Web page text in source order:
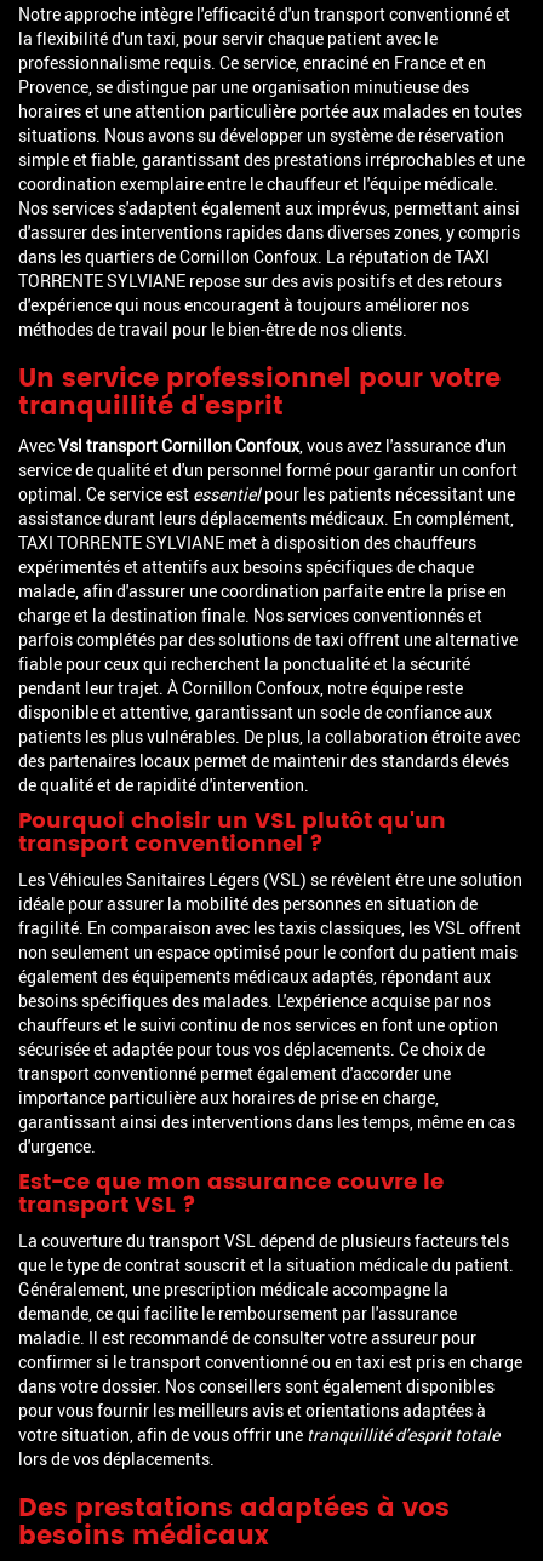
Notre approche intègre l'efficacité d'un transport conventionné et
la flexibilité d'un taxi, pour servir chaque patient avec le
professionnalisme requis. Ce service, enraciné en France et en
Provence, se distingue par une organisation minutieuse des
horaires et une attention particulière portée aux malades en toutes
situations. Nous avons su développer un système de réservation
simple et fiable, garantissant des prestations irréprochables et une
coordination exemplaire entre le chauffeur et l'équipe médicale.
Nos services s'adaptent également aux imprévus, permettant ainsi
d'assurer des interventions rapides dans diverses zones, y compris
dans les quartiers de Cornillon Confoux. La réputation de TAXI
TORRENTE SYLVIANE repose sur des avis positifs et des retours
d'expérience qui nous encouragent à toujours améliorer nos
méthodes de travail pour le bien-être de nos clients.
Un service professionnel pour votre
tranquillité d'esprit
AvecVsl transport Cornillon Confoux, vous avez l'assurance d'un
service de qualité et d'un personnel formé pour garantir un confort
optimal. Ce service est essentielpour les patients nécessitant une
assistance durant leurs déplacements médicaux. En complément,
TAXI TORRENTE SYLVIANE met à disposition des chauffeurs
expérimentés et attentifs aux besoins spécifiques de chaque
malade, afin d'assurer une coordination parfaite entre la prise en
charge et la destination finale. Nos services conventionnés et
parfois complétés par des solutions de taxi offrent une alternative
fiable pour ceux qui recherchent la ponctualité et la sécurité
pendant leur trajet. À Cornillon Confoux, notre équipe reste
disponible et attentive, garantissant un socle de confiance aux
patients les plus vulnérables. De plus, la collaboration étroite avec
des partenaires locaux permet de maintenir des standards élevés
de qualité et de rapidité d'intervention.
Pourquoi choisir un VSL plutôt qu'un
transport conventionnel ?
Les Véhicules Sanitaires Légers (VSL) se révèlent être une solution
idéale pour assurer la mobilité des personnes en situation de
fragilité. En comparaison avec les taxis classiques, les VSL offrent
non seulement un espace optimisé pour le confort du patient mais
également des équipements médicaux adaptés, répondant aux
besoins spécifiques des malades. L'expérience acquise par nos
chauffeurs et le suivi continu de nos services en font une option
sécurisée et adaptée pour tous vos déplacements. Ce choix de
transport conventionné permet également d'accorder une
importance particulière aux horaires de prise en charge,
garantissant ainsi des interventions dans les temps, même en cas
d'urgence.
Est-ce que mon assurance couvre le
transport VSL ?
La couverture du transport VSL dépend de plusieurs facteurs tels
que le type de contrat souscrit et la situation médicale du patient.
Généralement, une prescription médicale accompagne la
demande, ce qui facilite le remboursement par l'assurance
maladie. Il est recommandé de consulter votre assureur pour
confirmer si le transport conventionné ou en taxi est pris en charge
dans votre dossier. Nos conseillers sont également disponibles
pour vous fournir les meilleurs avis et orientations adaptées à
votre situation, afin de vous offrir une tranquillité d'esprit totale
lors de vos déplacements.
Des prestations adaptées à vos
besoins médicaux